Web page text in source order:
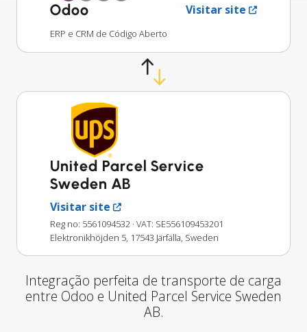
Odoo Visitar site
ERP e CRM de Código Aberto
United Parcel Service
Sweden AB
Visitar site
Reg no: 5561094532 · VAT: SE556109453201
Elektronikhöjden 5, 17543 Järfälla, Sweden
Integração perfeita de transporte de carga
entre Odoo e United Parcel Service Sweden
AB.